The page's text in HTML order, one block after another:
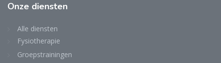
Onze diensten
Alle diensten
Fysiotherapie
Groepstrainingen